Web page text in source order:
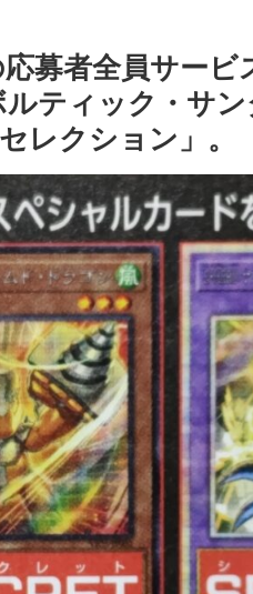
募者全員サービ
ティック・サ
レクション」。